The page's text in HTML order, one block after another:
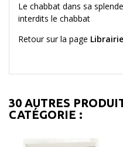
Le chabbat dans sa
interdits le chabbat
Retour sur la page
30 AUTRES
CATÉGORIE :